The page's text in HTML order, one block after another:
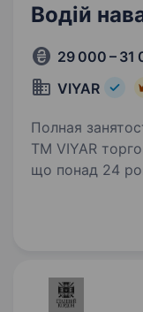
Водій
29 000 – 31
VIYAR
Полная
ТМ VIYAR
що понад 24